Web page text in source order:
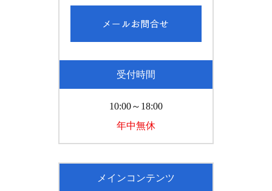
受付時間
10:00～18:00
年中無休
メインコンテンツ